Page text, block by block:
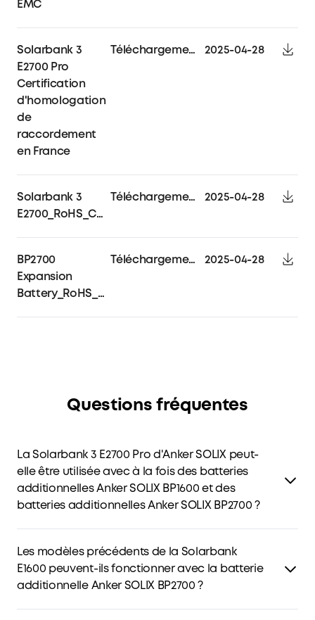
EMC
Solarbank 3
E2700 Pro
Certification
d'homologation
de
raccordement
en France
Téléchargements 2025-04-28
Solarbank 3
E2700_RoHS_Certificate
Téléchargements 2025-04-28
BP2700
Expansion
Battery_RoHS_Certificate
Téléchargements 2025-04-28
Questions fréquentes
La Solarbank 3 E2700 Pro d'Anker SOLIX peut-
elle être utilisée avec à la fois des batteries
additionnelles Anker SOLIX BP1600 et des
batteries additionnelles Anker SOLIX BP2700 ?
simultanément. Veuillez noter les éléments suivants :
1. La puissance de charge d'une seule Solarbank 3 2700
Les modèles précédents de la Solarbank
E1600 peuvent-ils fonctionner avec la batterie
additionnelle Anker SOLIX BP2700 ?